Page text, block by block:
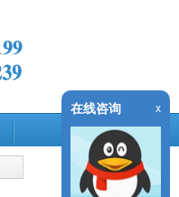
在线咨询 x